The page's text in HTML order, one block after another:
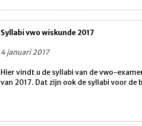
Syllabi vwo wiskunde 2017
4 januari 2017
Hier vindt u de syllabi van de vwo-
van 2017. Dat zijn ook de syllabi voor de